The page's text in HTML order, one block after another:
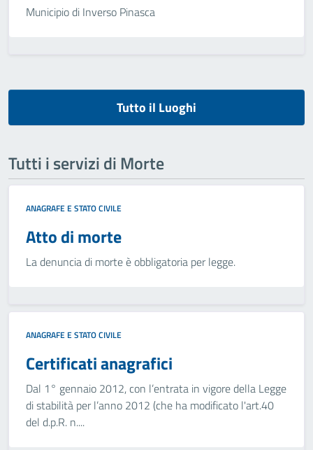
Municipio di Inverso Pinasca
Tutto il Luoghi
Tutti i servizi di Morte
ANAGRAFE E STATO CIVILE
Atto di morte
La denuncia di morte è obbligatoria per legge.
ANAGRAFE E STATO CIVILE
Certificati anagrafici
Dal 1° gennaio 2012, con l’entrata in vigore della Legge
di stabilità per l’anno 2012 (che ha modificato l'art.40
del d.p.R. n....